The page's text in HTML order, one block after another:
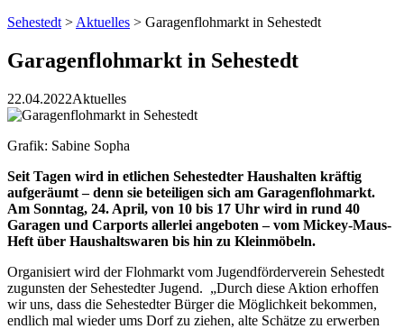
Sehestedt > Aktuelles > Garagenflohmarkt in Sehestedt
Garagenflohmarkt in Sehestedt
22.04.2022Aktuelles
Grafik: Sabine Sopha
Seit Tagen wird in etlichen Sehestedter Haushalten kräftig
aufgeräumt – denn sie beteiligen sich am Garagenflohmarkt.
Am Sonntag, 24. April, von 10 bis 17 Uhr wird in rund 40
Garagen und Carports allerlei angeboten – vom Mickey-Maus-
Heft über Haushaltswaren bis hin zu Kleinmöbeln.
Organisiert wird der Flohmarkt vom Jugendförderverein Sehestedt
zugunsten der Sehestedter Jugend. „Durch diese Aktion erhoffen
wir uns, dass die Sehestedter Bürger die Möglichkeit bekommen,
endlich mal wieder ums Dorf zu ziehen, alte Schätze zu erwerben